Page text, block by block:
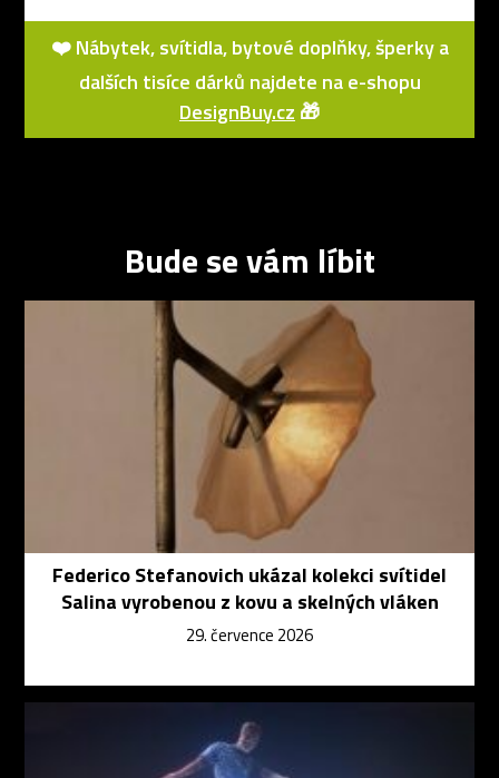
❤️ Nábytek, svítidla, bytové doplňky, šperky a
dalších tisíce dárků najdete na e-shopu
DesignBuy.cz 🎁
Bude se vám líbit
Federico Stefanovich ukázal kolekci svítidel
Salina vyrobenou z kovu a skelných vláken
29. července 2026